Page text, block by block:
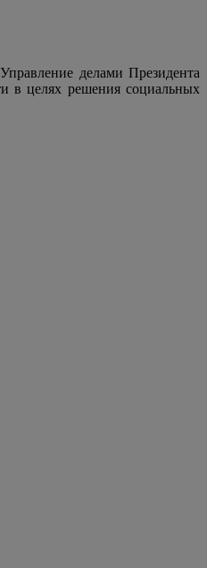
делами Президента
в целях решения социальных